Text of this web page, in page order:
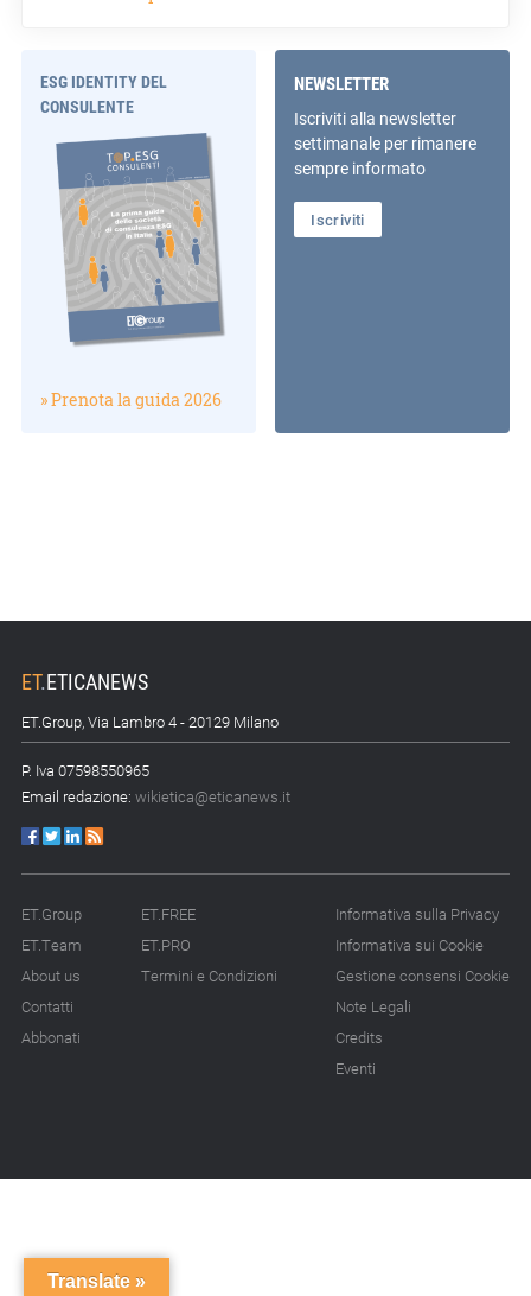
ESG IDENTITY DEL
CONSULENTE
» Prenota la guida 2026
NEWSLETTER
Iscriviti alla newsletter
settimanale per rimanere
sempre informato
Iscriviti
ET.ETICANEWS
ET.Group, Via Lambro 4 - 20129 Milano
P. Iva 07598550965
Email redazione: wikietica@eticanews.it
ET.Group
ET.Team
About us
Contatti
Abbonati
ET.FREE
ET.PRO
Termini e Condizioni
Informativa sulla Privacy
Informativa sui Cookie
Gestione consensi Cookie
Note Legali
Credits
Eventi
Translate »